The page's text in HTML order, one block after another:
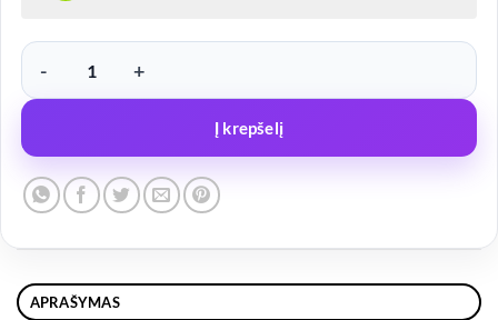
produkto kiekis: Stabdžių būgnas su guoliu, 39x72x37, 200x50,
Į krepšelį
APRAŠYMAS